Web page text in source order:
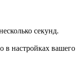
секунд.
в настройках вашего